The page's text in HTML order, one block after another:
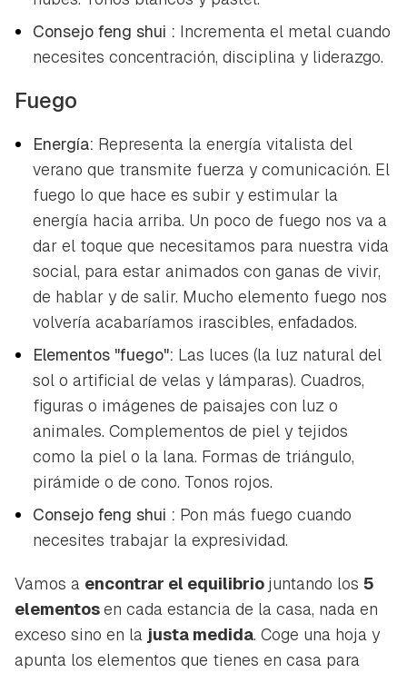
Consejo feng shui : Incrementa el metal cuando
necesites concentración, disciplina y liderazgo.
Fuego
Energía: Representa la energía vitalista del
verano que transmite fuerza y comunicación. El
fuego lo que hace es subir y estimular la
energía hacia arriba. Un poco de fuego nos va a
dar el toque que necesitamos para nuestra vida
social, para estar animados con ganas de vivir,
de hablar y de salir. Mucho elemento fuego nos
volvería acabaríamos irascibles, enfadados.
Elementos "fuego": Las luces (la luz natural del
sol o artificial de velas y lámparas). Cuadros,
figuras o imágenes de paisajes con luz o
animales. Complementos de piel y tejidos
como la piel o la lana. Formas de triángulo,
pirámide o de cono. Tonos rojos.
Consejo feng shui : Pon más fuego cuando
necesites trabajar la expresividad.
Vamos a encontrar el equilibrio juntando los 5
elementosen cada estancia de la casa, nada en
exceso sino en la justa medida. Coge una hoja y
apunta los elementos que tienes en casa para